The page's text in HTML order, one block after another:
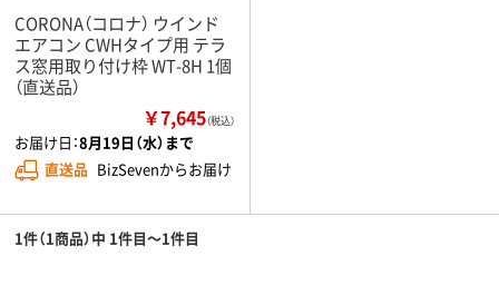
CORONA（コロナ） ウインド
エアコン CWHタイプ用 テラ
ス窓用取り付け枠 WT-8H 1個
（直送品）
￥7,645（税込）
お届け日：8月19日（水）まで
直送品 BizSevenからお届け
1件（1商品）中 1件目～1件目